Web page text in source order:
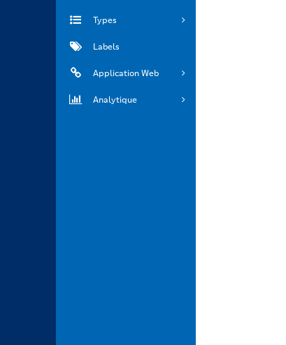
Types
Labels
Application Web
Analytique